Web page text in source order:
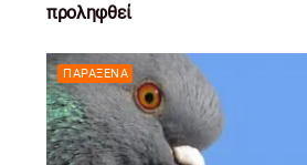
προληφθεί
ΠΑΡΆΞΕΝΑ